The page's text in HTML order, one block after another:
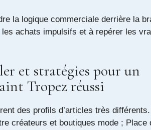
la logique commerciale derrière la
achats impulsifs et à repérer les
et stratégies pour un
Tropez réussi
des profils d’articles très
créateurs et boutiques mode ; Place